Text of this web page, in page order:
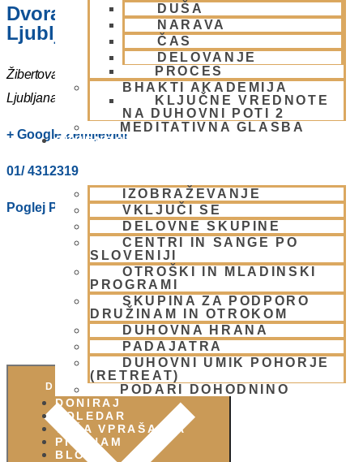
DUŠA
NARAVA
ČAS
DELOVANJE
PROCES
BHAKTI AKADEMIJA
KLJUČNE VREDNOTE
NA DUHOVNI POTI 2
MEDITATIVNA GLASBA
SKUPNOST
IZOBRAŽEVANJE
VKLJUČI SE
DELOVNE SKUPINE
CENTRI IN SANGE PO
SLOVENIJI
OTROŠKI IN MLADINSKI
PROGRAMI
SKUPINA ZA PODPORO
DRUŽINAM IN OTROKOM
DUHOVNA HRANA
PADAJATRA
DUHOVNI UMIK POHORJE
(RETREAT)
PODARI DOHODNINO
DONIRAJ
KOLEDAR
VAŠA VPRAŠANJA
PIŠI NAM
BLOG
Dvorana – Center Hare Krišna v
Ljubljani
Žibertova 27
Ljubljana
Slovenia
+ Google Zemljevidi
01/ 4312319
Poglej Prizorišče spletno stran
DODAJ V KOLEDAR